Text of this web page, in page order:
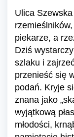
Ulica
piekarze, a
Dziś
szlaku i
przenieść się
podań. Kryje
znana jako
wyjątkową
młodości,